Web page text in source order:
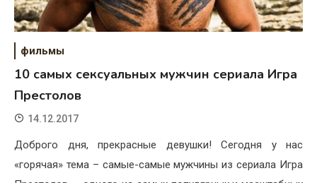
фильмы
10 самых сексуальных мужчин сериала Игра
Престолов
14.12.2017
Доброго дня, прекрасные девушки! Сегодня у нас
«горячая» тема – самые-самые мужчины из сериала Игра